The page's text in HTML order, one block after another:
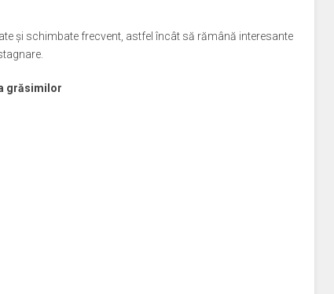
și schimbate frecvent, astfel încât să rămână interesante
grăsimilor